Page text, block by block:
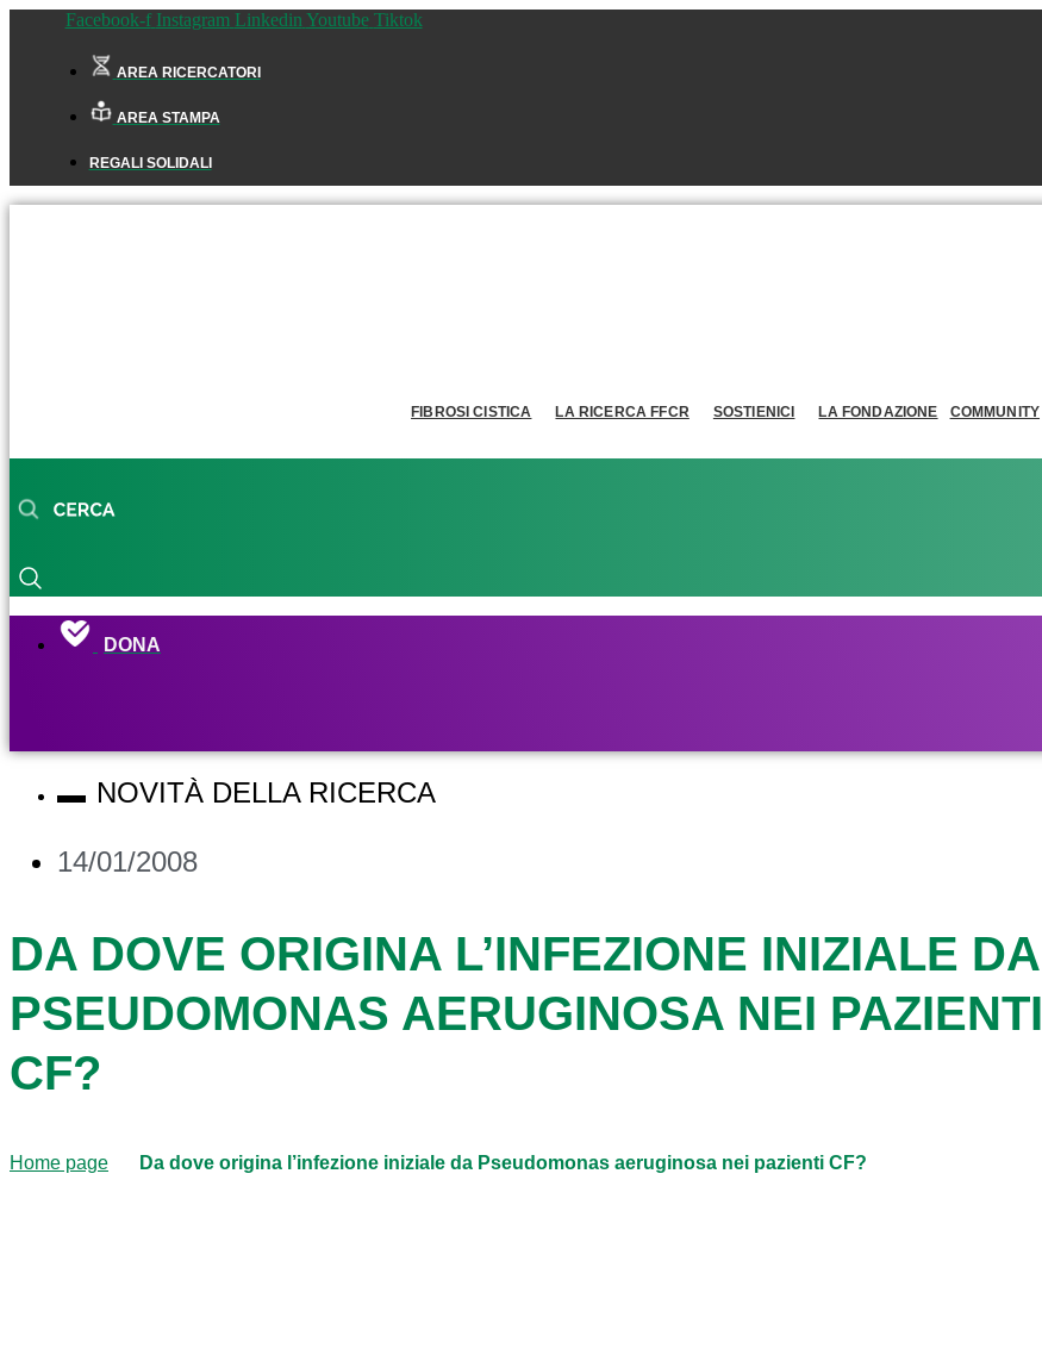
Facebook-f Instagram Linkedin Youtube Tiktok
AREA RICERCATORI
AREA STAMPA
REGALI SOLIDALI
FIBROSI CISTICA LA RICERCA FFCR SOSTIENICI LA FONDAZIONE COMMUNITY
DONA
NOVITÀ DELLA RICERCA
14/01/2008
DA DOVE ORIGINA L’INFEZIONE INIZIALE DA
PSEUDOMONAS AERUGINOSA NEI PAZIENTI
CF?
Home page Da dove origina l’infezione iniziale da Pseudomonas aeruginosa nei pazienti CF?